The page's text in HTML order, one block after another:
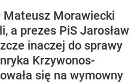
Mateusz Morawiecki
a prezes PiS Jarosław
inaczej do sprawy
Krzywonos-
się na wymowny